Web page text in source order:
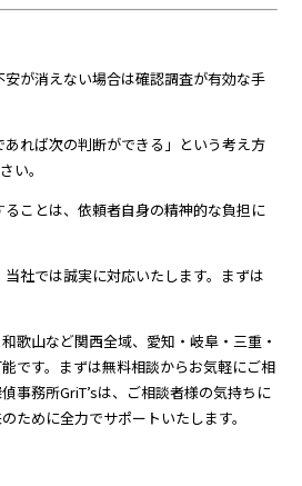
が消えない場合は確認調査が有効な手
れば次の判断ができる」という考え方
い。
ことは、依頼者自身の精神的な負担に
社では誠実に対応いたします。まずは
歌山など関西全域、愛知・岐阜・三重・
です。まずは無料相談からお気軽にご相
事務所GriT’sは、ご相談者様の気持ちに
ために全力でサポートいたします。